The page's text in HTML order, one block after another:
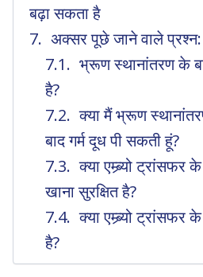
बढ़ा सकता है
अक्सर पूछे जाने वाले प्रश्न:
भ्रूण स्थानांतरण के
है?
क्या मैं भ्रूण
बाद गर्म दूध पी सकती हूं?
क्या एम्ब्र्यो
खाना सुरक्षित है?
क्या एम्ब्र्यो ट्रांसफर
है?